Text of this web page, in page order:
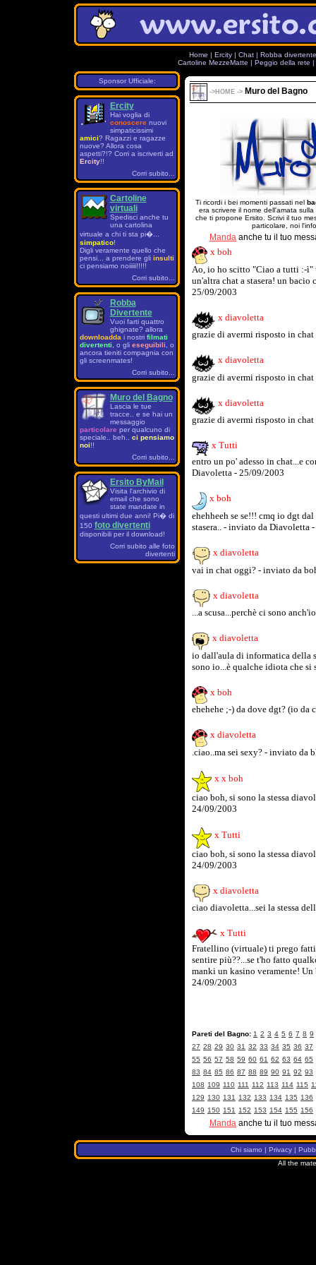
Home | Ercity | Chat | Robba
Cartoline MezzeMatte | Peggio della rete |
Sponsor Ufficiale:
Ercity
Hai voglia di
conoscerenuovi
simpaticissimi
amici? Ragazzi e ragazze
nuove? Allora cosa
aspetti?!? Corri a iscriverti ad
Ercity!!
Corri subito...
Cartoline
virtuali
Spedisci anche tu
una cartolina
virtuale a chi ti sta pi�...
simpatico!
Digli veramente quello che
pensi... a prendere gli insulti
ci pensiamo noiiiii!!!!!
Corri subito...
Robba
Divertente
Vuoi farti quattro
ghignate? allora
downloadda i nostri filmati
divertenti , o gli eseguibili , o
ancora tieniti compagnia con
gli screenmates!
Corri subito...
Muro del Bagno
Lascia le tue
tracce.. e se hai un
messaggio
particolare per qualcuno di
speciale.. beh.. ci pensiamo
noi!!
Corri subito...
Ersito ByMail
Visita l'archivio di
email che sono
state mandate in
questi ultimi due anni! Pi� di
150 foto divertenti
disponibili per il download!
Corri subito alle foto
divertenti
-> HOME -> Muro del Bagno
Ti ricordi i bei momenti passati nel
era scrivere il nome dell'amata sulla
che ti propone Ersito. Scrivi il tuo
particolare, noi
Manda anche tu il tuo
x boh
Ao, io ho scitto "Ciao a tutti :-ì"
un'altra chat a stasera! un
25/09/2003
x diavoletta
grazie di avermi risposto in
x diavoletta
grazie di avermi risposto in
x diavoletta
grazie di avermi risposto in
x Tutti
entro un po' adesso in chat...e
Diavoletta - 25/09/2003
x boh
ehehheeh se se!!! cmq io dgt
stasera.. - inviato da Diavoletta
x diavoletta
vai in chat oggi? - inviato da
x diavoletta
...a scusa...perchè ci sono
x diavoletta
io dall'aula di informatica della
sono io...è qualche idiota che
x boh
ehehehe ;-) da dove dgt? (io
x diavoletta
.ciao..ma sei sexy? - inviato da
x x boh
ciao boh, si sono la stessa
24/09/2003
x Tutti
ciao boh, si sono la stessa
24/09/2003
x diavoletta
ciao diavoletta...sei la stessa
x Tutti
Fratellino (virtuale) ti prego
sentire più??...se t'ho fatto
manki un kasino veramente!
24/09/2003
Pareti del Bagno: 1 2 3 4 5 6 7 8 9
27 28 29 30 31 32 33 34 35 36 37
55 56 57 58 59 60 61 62 63 64 65
83 84 85 86 87 88 89 90 91 92 93
108 109 110 111 112 113 114 115
129 130 131 132 133 134 135 136
149 150 151 152 153 154 155 156
Manda anche tu il tuo
Chi siamo | Privacy |
All the